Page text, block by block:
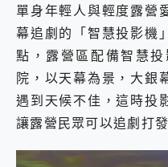
單身年輕人與輕度露營
幕追劇的「智慧投影機
點，露營區配備智慧
院，以天幕為景，大銀
遇到天候不佳，這時投
讓露營民眾可以追劇打